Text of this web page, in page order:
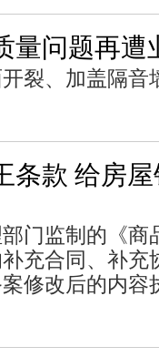
量问题再遭
裂、加盖隔音
条款 给房
门监制的《商
充合同、补充
修改后的内容